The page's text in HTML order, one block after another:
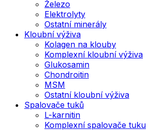
Železo
Elektrolyty
Ostatní minerály
Kloubní výživa
Kolagen na klouby
Komplexní kloubní výživa
Glukosamin
Chondroitin
MSM
Ostatní kloubní výživa
Spalovače tuků
L-karnitin
Komplexní spalovače tuku